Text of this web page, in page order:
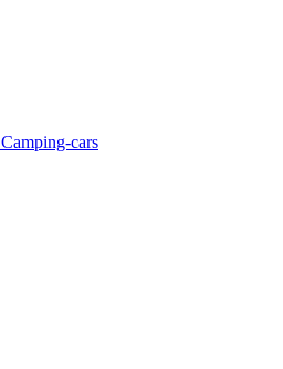
Camping-cars